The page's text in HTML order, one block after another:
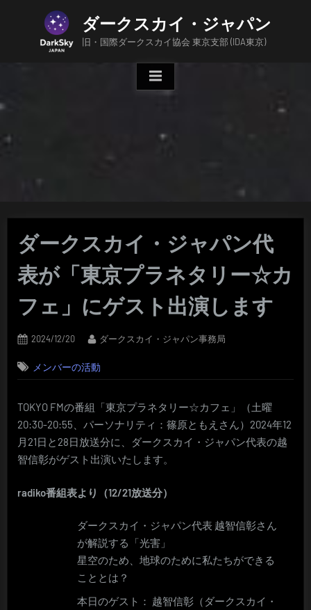
ダークスカイ・ジャパン
旧・国際ダークスカイ協会 東京支部 (IDA東京)
ダークスカイ・ジャパン代
表が「東京プラネタリー☆カ
フェ」にゲスト出演します
Posted
2024/12/20 By
ダークスカイ・ジャパン事務局
メンバーの活動
TOKYO FMの番組「東京プラネタリー☆カフェ」（土曜
20:30-20:55、パーソナリティ：篠原ともえさん）2024年12
月21日と28日放送分に、ダークスカイ・ジャパン代表の越
智信彰がゲスト出演いたします。
radiko番組表より（12/21放送分）
ダークスカイ・ジャパン代表 越智信彰さん
が解説する「光害」
星空のため、地球のために私たちができる
こととは？
本日のゲスト： 越智信彰（ダークスカイ・